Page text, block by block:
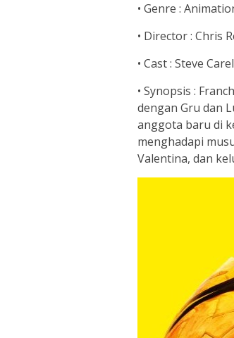
• Genre :
• Director : Chris
• Cast : Steve
• Synopsis :
dengan Gru dan
anggota baru di
menghadapi
Valentina, dan